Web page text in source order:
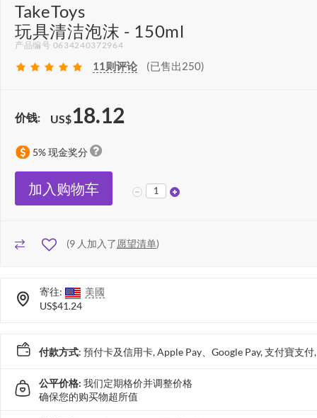
TakeToys
玩具清洁泡沫 - 150ml
产品编号 0634240372964
11则评论 (已售出250)
价钱: US$18.12
5% 现金奖分
加入购物车
(9 人加入了愿望清单)
寄往:
美國
US$41.24
付款方式: 預付卡及信用卡, Apple Pay、Google Pay, 支付寶支
公平价格: 我们定期格价并调整价格
确保您的购买物超所值